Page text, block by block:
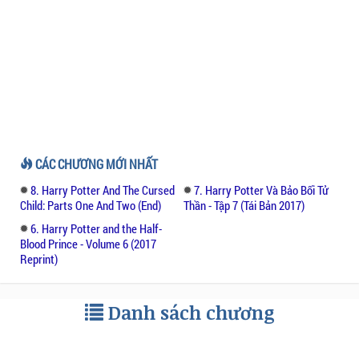
CÁC CHƯƠNG MỚI NHẤT
8. Harry Potter And The Cursed
Child: Parts One And Two (End)
7. Harry Potter Và Bảo Bối Tử
Thần - Tập 7 (Tái Bản 2017)
6. Harry Potter and the Half-
Blood Prince - Volume 6 (2017
Reprint)
Danh sách chương